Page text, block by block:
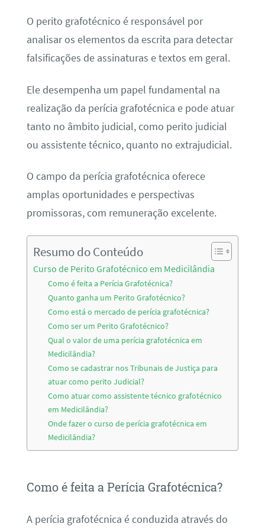
O perito grafotécnico é responsável por
analisar os elementos da escrita para detectar
falsificações de assinaturas e textos em geral.
Ele desempenha um papel fundamental na
realização da perícia grafotécnica e pode atuar
tanto no âmbito judicial, como perito judicial
ou assistente técnico, quanto no extrajudicial.
O campo da perícia grafotécnica oferece
amplas oportunidades e perspectivas
promissoras, com remuneração excelente.
Resumo do Conteúdo
Curso de Perito Grafotécnico em Medicilândia
Como é feita a Perícia Grafotécnica?
Quanto ganha um Perito Grafotécnico?
Como está o mercado de perícia grafotécnica?
Como ser um Perito Grafotécnico?
Qual o valor de uma perícia grafotécnica em
Medicilândia?
Como se cadastrar nos Tribunais de Justiça para
atuar como perito Judicial?
Como atuar como assistente técnico grafotécnico
em Medicilândia?
Onde fazer o curso de perícia grafotécnica em
Medicilândia?
Como é feita a Perícia Grafotécnica?
A perícia grafotécnica é conduzida através do